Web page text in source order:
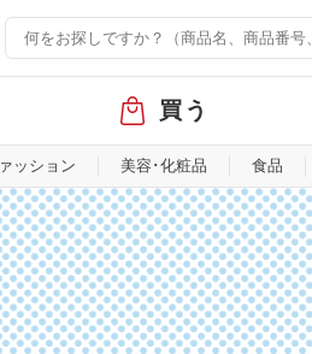
買う
ッション 美容･化粧品 食品